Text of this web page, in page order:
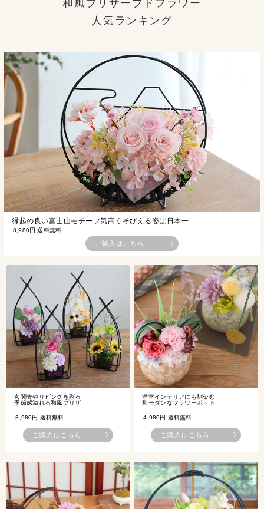
和風プリザーブドフラワー
人気ランキング
縁起の良い富士山モチーフ気高くそびえる姿は日本一
8,980円 送料無料
ご購入はこちら
玄関先やリビングを彩る
季節感溢れる和風プリザ
3,980円 送料無料
ご購入はこちら
洋室インテリアにも馴染む
和モダンなフラワーポット
4,980円 送料無料
ご購入はこちら